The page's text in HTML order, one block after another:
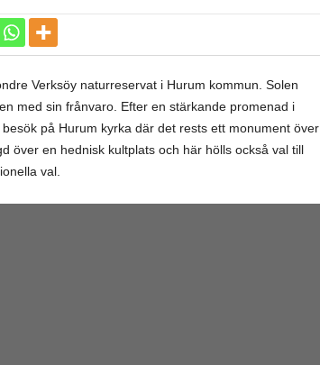
Verksöy naturreservat i Hurum kommun. Solen
med sin frånvaro. Efter en stärkande promenad i
på Hurum kyrka där det rests ett monument över
över en hednisk kultplats och här hölls också val till
val.